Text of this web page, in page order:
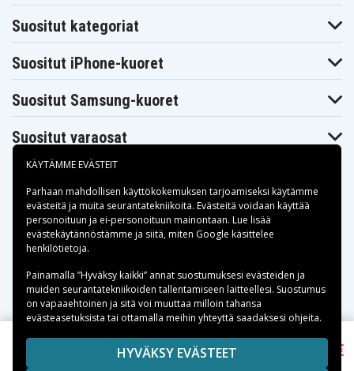
Xiaomi Smart Band 8/9 Kellonranneke,
13,03 €
Suositut kategoriat
Suositut iPhone-kuoret
Suositut Samsung-kuoret
Suositut varaosat
Maksuvaihtoehdot
Toimitusvaihtoehdot
Copyright © 2026, Spares Nordic AB
SIVULLA MAINITUT TAVARAMERKIT OVAT OMISTAJIENSA
KÄYTÄMME EVÄSTEIT
Parhaan mahdollisen käyttökokemuksen tarjoamiseksi käytämme
evästeitä ja muita seurantatekniikoita. Evästeitä voidaan käyttää
personoituun ja ei-personoituun mainontaan. Lue lisää
evästekäytännöstämme ja siitä, miten Google käsittelee
henkilötietoja.
Painamalla ”Hyväksy kaikki” annat suostumuksesi evästeiden ja
muiden seurantatekniikoiden tallentamiseen laitteellesi. Suostumus
on vapaaehtoinen ja sitä voi muuttaa milloin tahansa
evästeasetuksista tai ottamalla meihin yhteyttä saadaksesi ohjeita.
HYVÄKSY EVÄSTEET